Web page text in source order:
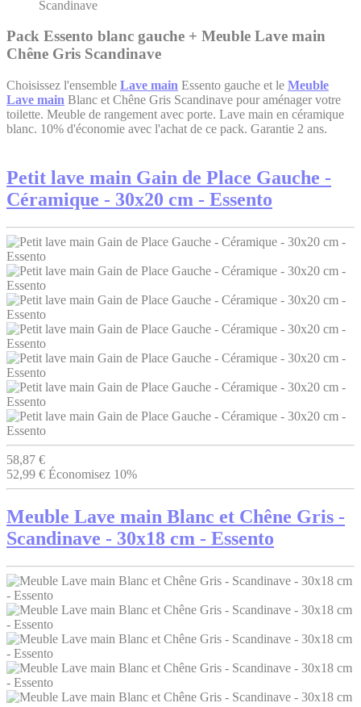
Scandinave
Pack Essento blanc gauche + Meuble Lave main
Chêne Gris Scandinave
Choisissez l'ensemble Lave main Essento gauche et le Meuble
Lave main Blanc et Chêne Gris Scandinave pour aménager votre
toilette. Meuble de rangement avec porte. Lave main en céramique
blanc. 10% d'économie avec l'achat de ce pack. Garantie 2 ans.
Petit lave main Gain de Place Gauche -
Céramique - 30x20 cm - Essento
58,87 €
52,99 € Économisez 10%
Meuble Lave main Blanc et Chêne Gris -
Scandinave - 30x18 cm - Essento